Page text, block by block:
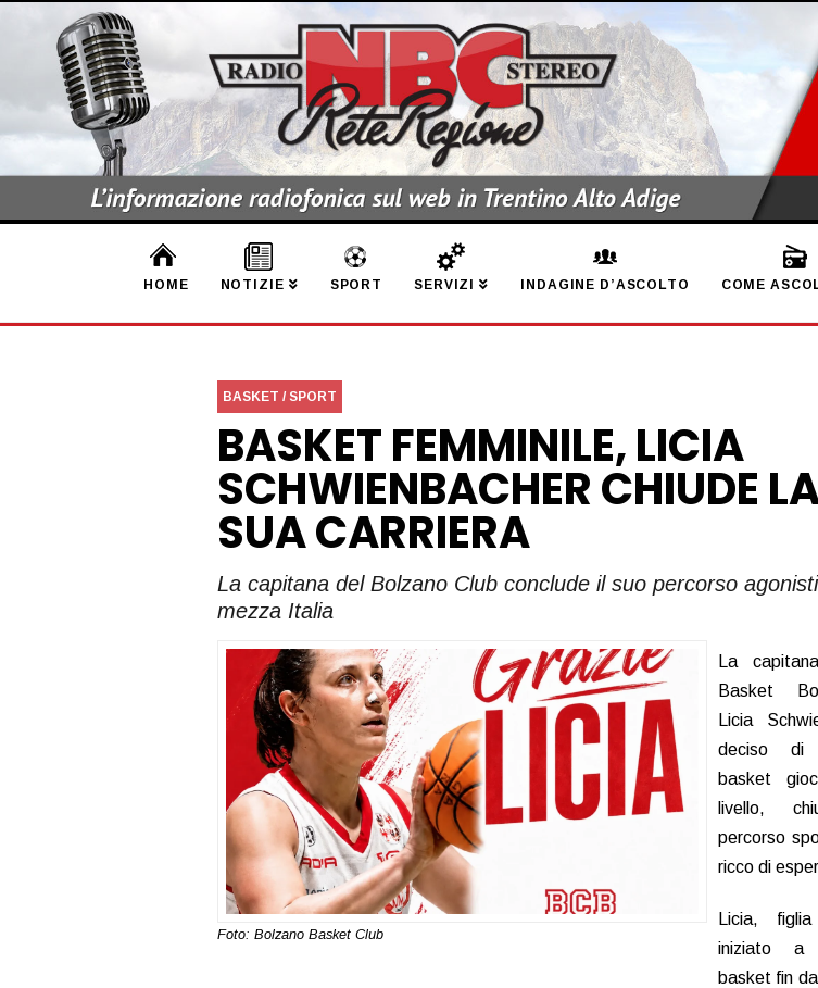
HOME NOTIZIE SPORT SERVIZI INDAGINE D’ASCOLTO COME
BASKET / SPORT
BASKET FEMMINILE, LICIA
SCHWIENBACHER CHIUDE
SUA CARRIERA
La capitana del Bolzano Club conclude il suo percorso
mezza Italia
Foto: Bolzano Basket Club
La
Basket
Licia
deciso di
basket
livello,
percorso
ricco di
Licia,
iniziato a
basket fin